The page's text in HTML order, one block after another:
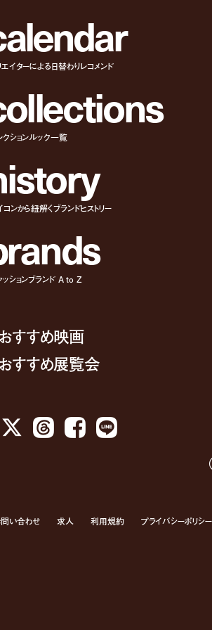
alendar
エイターによる日替わりレコメンド
ollections
クションルック一覧
istory
コンから紐解くブランドヒストリー
rands
ッションブランド A to Z
すすめ映画
すすめ展覧会
𝕏 Threads Facebook LINE
い合わせ 求人 利用規約 プライバシーポリシー